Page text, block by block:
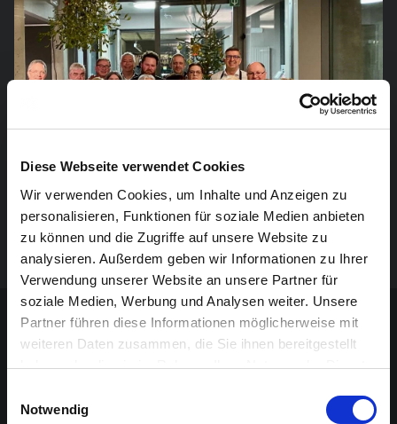
Diese Webseite verwendet Cookies
Wir verwenden Cookies, um Inhalte und Anzeigen zu
personalisieren, Funktionen für soziale Medien anbieten
zu können und die Zugriffe auf unsere Website zu
analysieren. Außerdem geben wir Informationen zu Ihrer
Verwendung unserer Website an unsere Partner für
soziale Medien, Werbung und Analysen weiter. Unsere
Partner führen diese Informationen möglicherweise mit
weiteren Daten zusammen, die Sie ihnen bereitgestellt
haben oder die sie im Rahmen Ihrer Nutzung der Dienste
Notwendig
Details
Was müssen Sie wissen, um sich auf Ihren Besuch